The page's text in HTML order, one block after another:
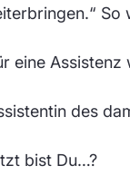
So
eine Assistenz
des
bist Du…?